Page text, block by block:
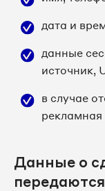
дата и
данные
источник,
в случае
рекламная
Данные о